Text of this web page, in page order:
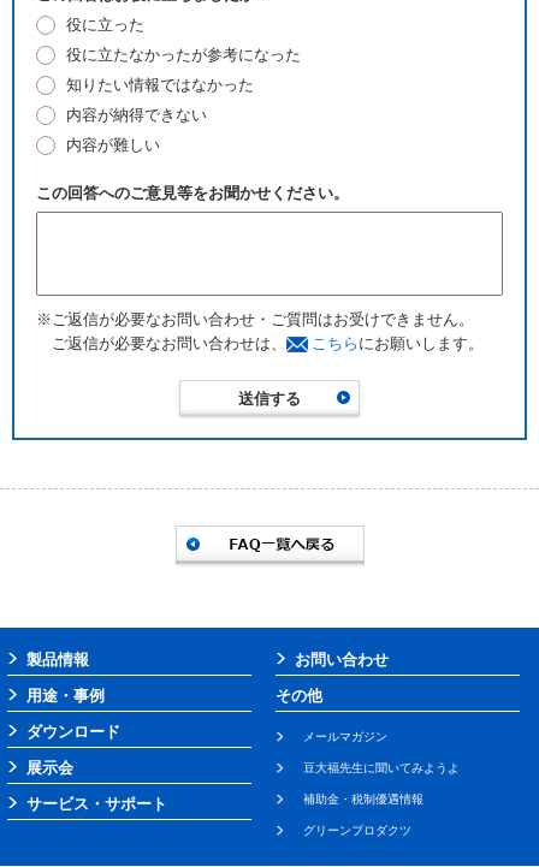
役に立った
役に立たなかったが参考になった
知りたい情報ではなかった
内容が納得できない
内容が難しい
この回答へのご意見等をお聞かせください。
※ご返信が必要なお問い合わせ・ご質問はお受けできません。
ご返信が必要なお問い合わせは、
こちら にお願いします。
製品情報
用途・事例
ダウンロード
展示会
サービス・サポート
お問い合わせ
その他
メールマガジン
豆大福先生に聞いてみようよ
補助金・税制優遇情報
グリーンプロダクツ